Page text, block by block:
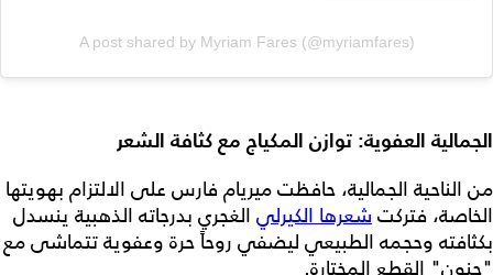
A post shared by Myriam Fares (@myriamfares)
الجمالية العفوية: توازن المكياج مع كثافة الشعر
من الناحية الجمالية، حافظت ميريام فارس على الالتزام بهويتها
الخاصة، فتركتشعرها الكيرلي الغجري بدرجاته الذهبية ينسدل
بكثافته وحجمه الطبيعي ليضفي روحاً حرة وعفوية تتماشى مع
"جنون" القطع المختارة.